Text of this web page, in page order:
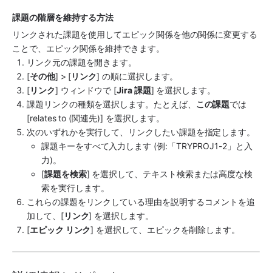
課題の階層を維持する方法
リンクされた課題を使用してエピック関係を他の関係に変更する
ことで、エピック関係を維持できます。
リンク元の課題を開きます。
[その他] > [リンク] の順に選択します。
[リンク] ウィンドウで [Jira 課題] を選択します。
課題リンクの種類を選択します。たとえば、 この課題では
[relates to (関連先)] を選択します。
次のいずれかを実行して、リンクしたい課題を指定します。
課題キーをすべて入力します (例:「TRYPROJ1-2」と入
力)。
[課題を検索] を選択して、テキスト検索または高度な検
索を実行します。
これらの課題をリンクしている理由を説明するコメントを追
加して、[リンク] を選択します。
[エピック リンク] を選択して、エピックを削除します。